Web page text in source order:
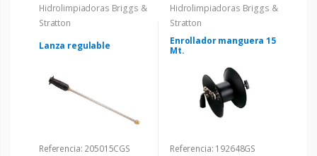
Hidrolimpiadoras Briggs &
Stratton
Lanza regulable
Referencia: 205015CGS
Hidrolimpiadoras Briggs &
Stratton
Enrollador manguera 15
Mt.
Referencia: 192648GS